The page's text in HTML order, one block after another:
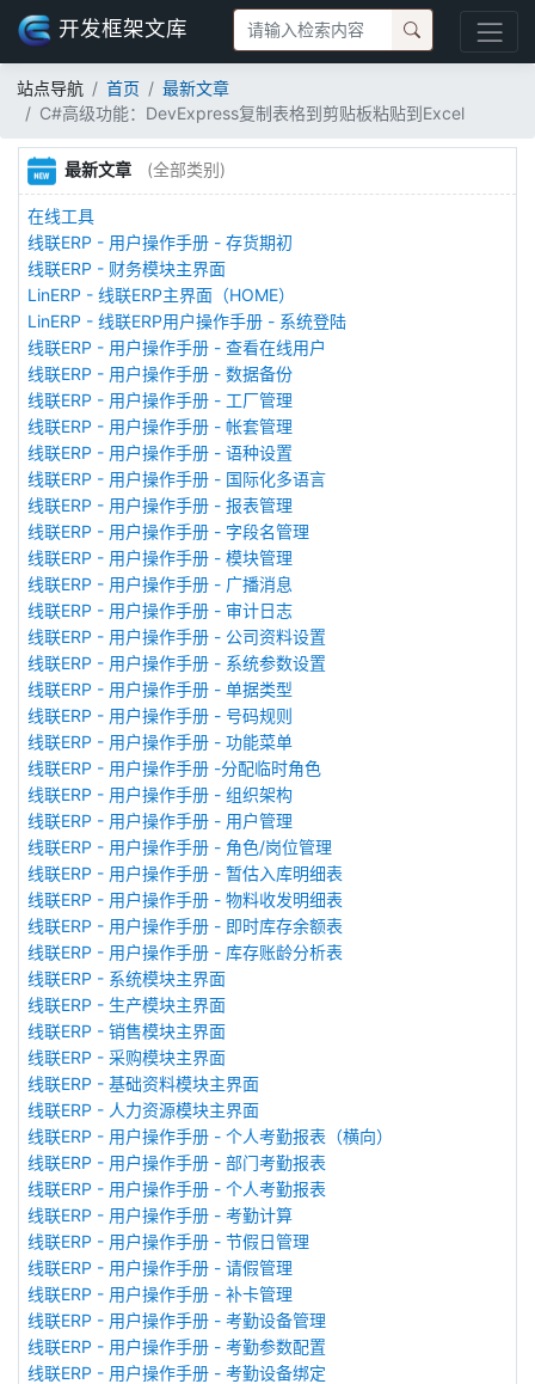
开发框架文库
站点导航 首页
最新文章
C#高级功能：DevExpress复制表格到剪贴板粘贴到Excel
最新文章 (全部类别)
在线工具
线联ERP - 用户操作手册 - 存货期初
线联ERP - 财务模块主界面
LinERP - 线联ERP主界面（HOME）
LinERP - 线联ERP用户操作手册 - 系统登陆
线联ERP - 用户操作手册 - 查看在线用户
线联ERP - 用户操作手册 - 数据备份
线联ERP - 用户操作手册 - 工厂管理
线联ERP - 用户操作手册 - 帐套管理
线联ERP - 用户操作手册 - 语种设置
线联ERP - 用户操作手册 - 国际化多语言
线联ERP - 用户操作手册 - 报表管理
线联ERP - 用户操作手册 - 字段名管理
线联ERP - 用户操作手册 - 模块管理
线联ERP - 用户操作手册 - 广播消息
线联ERP - 用户操作手册 - 审计日志
线联ERP - 用户操作手册 - 公司资料设置
线联ERP - 用户操作手册 - 系统参数设置
线联ERP - 用户操作手册 - 单据类型
线联ERP - 用户操作手册 - 号码规则
线联ERP - 用户操作手册 - 功能菜单
线联ERP - 用户操作手册 -分配临时角色
线联ERP - 用户操作手册 - 组织架构
线联ERP - 用户操作手册 - 用户管理
线联ERP - 用户操作手册 - 角色/岗位管理
线联ERP - 用户操作手册 - 暂估入库明细表
线联ERP - 用户操作手册 - 物料收发明细表
线联ERP - 用户操作手册 - 即时库存余额表
线联ERP - 用户操作手册 - 库存账龄分析表
线联ERP - 系统模块主界面
线联ERP - 生产模块主界面
线联ERP - 销售模块主界面
线联ERP - 采购模块主界面
线联ERP - 基础资料模块主界面
线联ERP - 人力资源模块主界面
线联ERP - 用户操作手册 - 个人考勤报表（横向）
线联ERP - 用户操作手册 - 部门考勤报表
线联ERP - 用户操作手册 - 个人考勤报表
线联ERP - 用户操作手册 - 考勤计算
线联ERP - 用户操作手册 - 节假日管理
线联ERP - 用户操作手册 - 请假管理
线联ERP - 用户操作手册 - 补卡管理
线联ERP - 用户操作手册 - 考勤设备管理
线联ERP - 用户操作手册 - 考勤参数配置
线联ERP - 用户操作手册 - 考勤设备绑定